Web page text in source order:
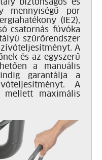
biztonságos és
mennyiségű por
(IE2),
csatornás fúvóka
szűrőrendszer
A
és az egyszerű
a manuális
garantálja a
A
mellett maximális